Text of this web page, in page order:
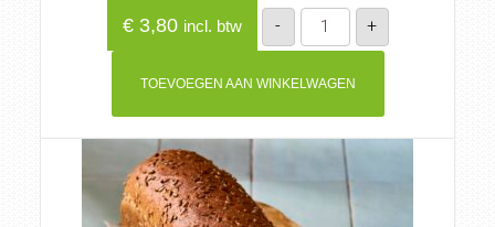
€3,80 incl. btw -
Desem
aantal
+
TOEVOEGEN AAN WINKELWAGEN